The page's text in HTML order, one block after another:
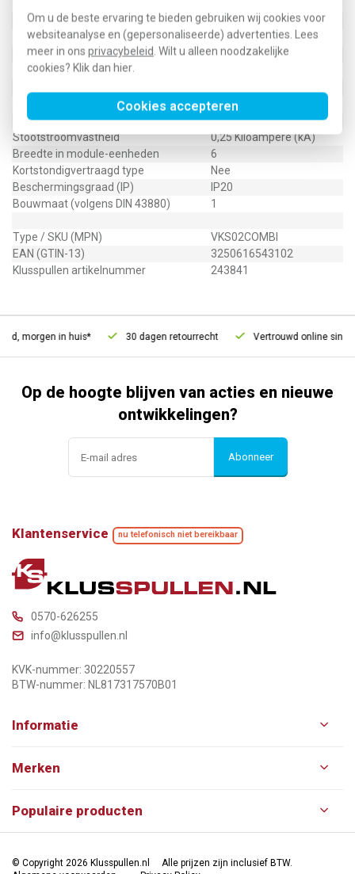
Om u de beste ervaring te bieden gebruiken wij cookies voor
websiteanalyse en (gepersonaliseerde) advertenties. Lees
meer in ons privacybeleid. Wilt u alleen noodzakelijke
cookies? Klik dan hier.
Cookies accepteren
Nom. (meet)spanning
230 Volt (V)
Aantal polen
2
Nom. foutstroom
0,03 Ampère (A)
Type lekstroom
Kortsluitvastheid (Icw)
6 Kiloampère (kA)
Nom. afschakelvermogen
0 Kiloampère (kA)
Stootstroomvastheid
0,25 Kiloampère (kA)
Breedte in module-eenheden
6
Kortstondigvertraagd type
Nee
Beschermingsgraad (IP)
IP20
Bouwmaat (volgens DIN 43880)
1
Type / SKU (MPN)
VKS02COMBI
EAN (GTIN-13)
3250616543102
Klusspullen artikelnummer
243841
morgen in huis* 30 dagen retourrecht Vertrouwd online sinds
Op de hoogte blijven van acties en nieuwe
ontwikkelingen?
Abonneer
Klantenservice nu telefonisch niet bereikbaar
0570-626255
info@klusspullen.nl
KVK-nummer: 30220557
BTW-nummer: NL817317570B01
Informatie
Merken
Populaire producten
© Copyright 2026 Klusspullen.nl
Alle prijzen zijn inclusief BTW.